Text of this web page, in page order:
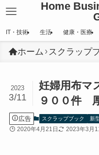
Home
IT・技術 生活 健康・医療
ホーム スクラップ
妊婦用布マ
９００件
2023
3/11
広告 スクラップブック 新
2020年4月21日 2023年3月